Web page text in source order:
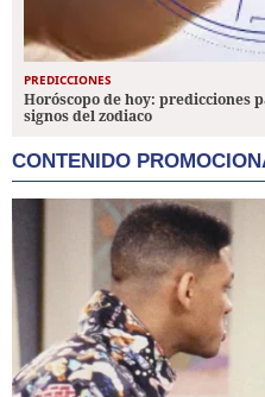
PREDICCIONES
Horóscopo de hoy: predicciones
signos del zodiaco
CONTENIDO